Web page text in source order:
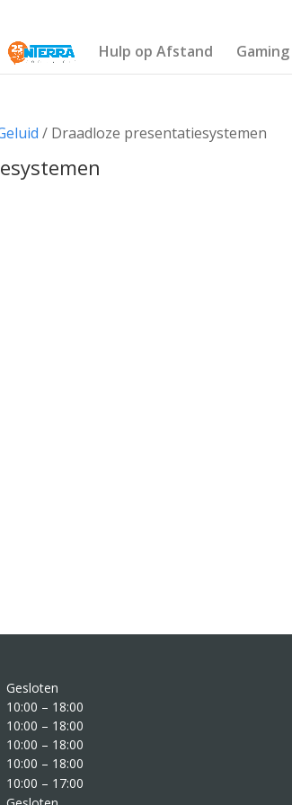
Hulp op Afstand Gaming
/ Draadloze presentatiesystemen
Gesloten
10:00 – 18:00
10:00 – 18:00
10:00 – 18:00
10:00 – 18:00
10:00 – 17:00